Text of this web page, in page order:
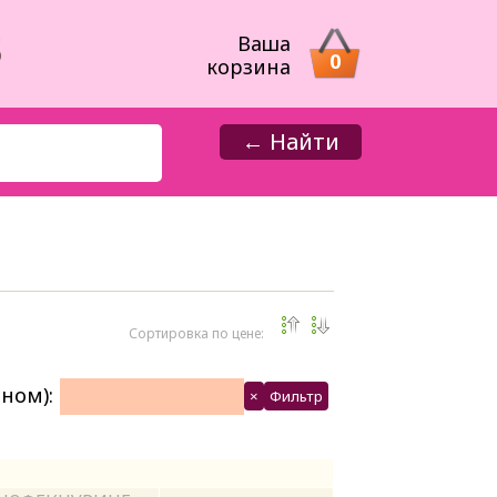
Ваша
корзина
0
← Найти
Сортировка по цене:
× Фильтр